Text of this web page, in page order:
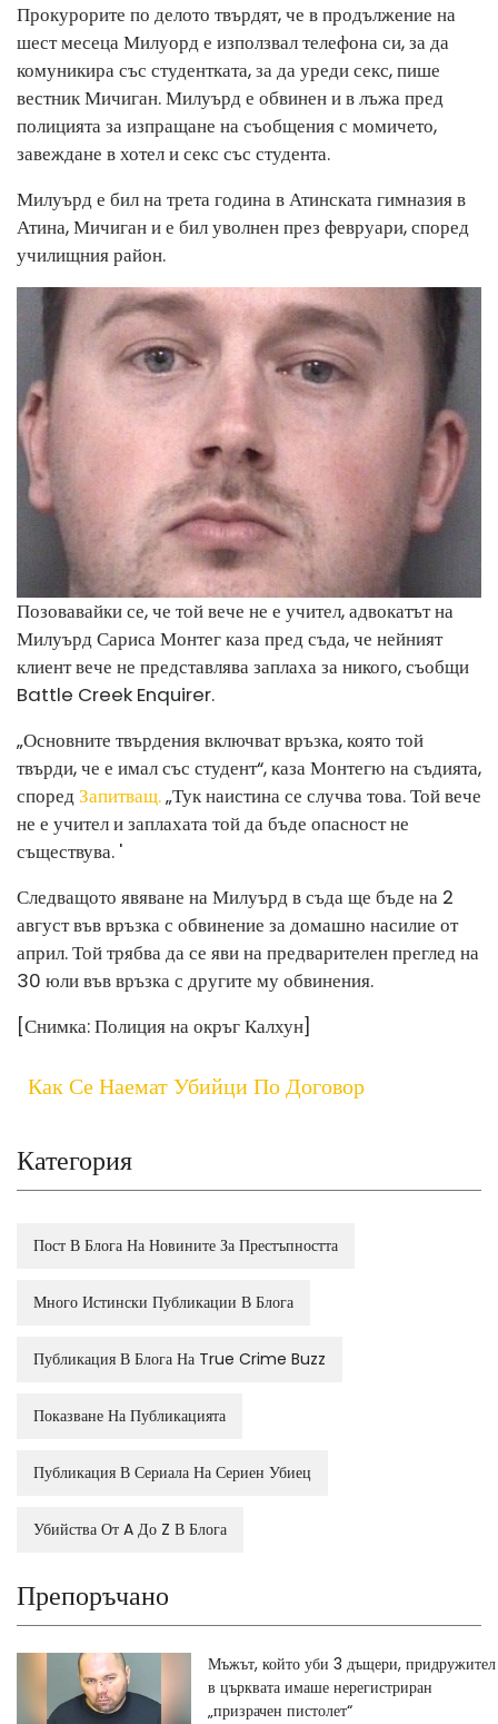
Прокурорите по делото твърдят, че в продължение на
шест месеца Милуорд е използвал телефона си, за да
комуникира със студентката, за да уреди секс, пише
вестник Мичиган. Милуърд е обвинен и в лъжа пред
полицията за изпращане на съобщения с момичето,
завеждане в хотел и секс със студента.
Милуърд е бил на трета година в Атинската гимназия в
Атина, Мичиган и е бил уволнен през февруари, според
училищния район.
Позовавайки се, че той вече не е учител, адвокатът на
Милуърд Сариса Монтег каза пред съда, че нейният
клиент вече не представлява заплаха за никого, съобщи
Battle Creek Enquirer.
„Основните твърдения включват връзка, която той
твърди, че е имал със студент“, каза Монтегю на съдията,
споредЗапитващ.„Тук наистина се случва това. Той вече
не е учител и заплахата той да бъде опасност не
съществува. '
Следващото явяване на Милуърд в съда ще бъде на 2
август във връзка с обвинение за домашно насилие от
април. Той трябва да се яви на предварителен преглед на
30 юли във връзка с другите му обвинения.
[Снимка: Полиция на окръг Калхун]
Как Се Наемат Убийци По Договор
Категория
Пост В Блога На Новините За Престъпността
Много Истински Публикации В Блога
Публикация В Блога На True Crime Buzz
Показване На Публикацията
Публикация В Сериала На Сериен Убиец
Убийства От A До Z В Блога
Препоръчано
Мъжът, който уби 3 дъщери, придружител
в църквата имаше нерегистриран
„призрачен пистолет“